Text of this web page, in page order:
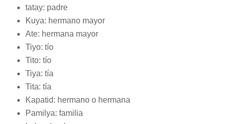
tatay: padre
Kuya: hermano mayor
Ate: hermana mayor
Tiyo: tío
Tito: tío
Tiya: tía
Tita: tía
Kapatid: hermano o hermana
Pamilya: familia